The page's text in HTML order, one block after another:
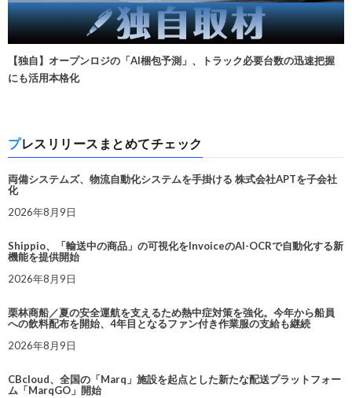
【独自】オープンロジの「AI梱包予測」、トラック必要台数の迅速把握
にも活用本格化
プレスリリースまとめてチェック
両備システムズ、物流自動化システムを手掛ける 株式会社APTを子会社
化
2026年8月9日
Shippio、「輸送中の商品」の可視化をInvoiceのAI-OCRで自動化する新
機能を提供開始
2026年8月9日
栗林商船／夏の安全運航を支えるため熱中症対策を強化。今年から船員
への飲料配布を開始、4年目となるファン付き作業服の支給も継続
2026年8月9日
CBcloud、全国の「Marq」施設を起点とした新たな配送プラットフォー
ム「MarqGO」開始